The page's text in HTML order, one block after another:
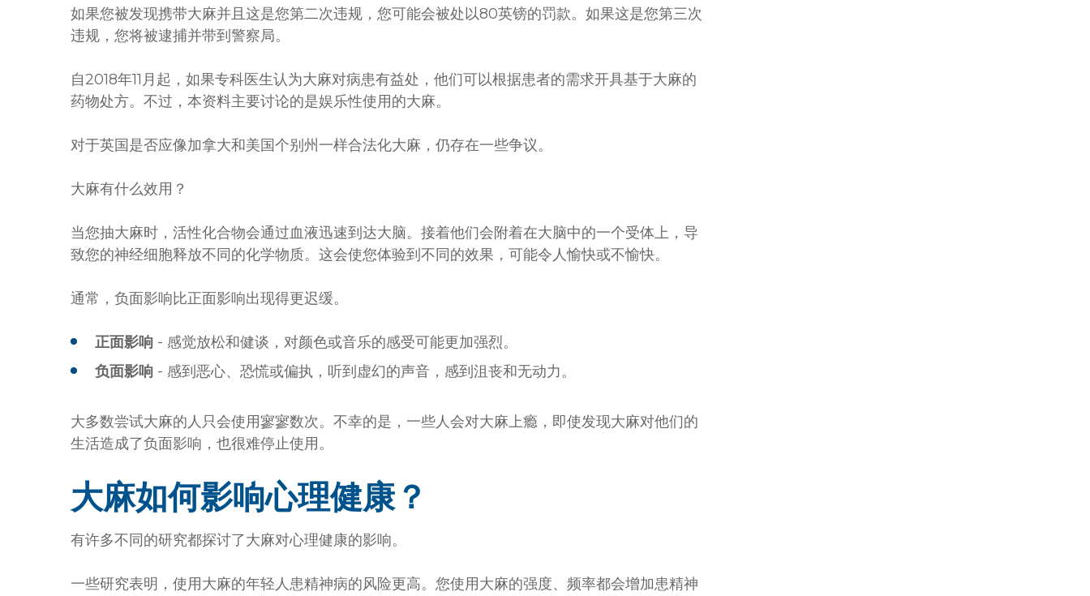
如果您被发现携带大麻并且这是您第二次违规，您可能会被处以80英镑的罚款。如果这是您第三次
违规，您将被逮捕并带到警察局。
自2018年11月起，如果专科医生认为大麻对病患有益处，他们可以根据患者的需求开具基于大麻的
药物处方。不过，本资料主要讨论的是娱乐性使用的大麻。
对于英国是否应像加拿大和美国个别州一样合法化大麻，仍存在一些争议。
大麻有什么效用？
当您抽大麻时，活性化合物会通过血液迅速到达大脑。接着他们会附着在大脑中的一个受体上，导
致您的神经细胞释放不同的化学物质。这会使您体验到不同的效果，可能令人愉快或不愉快。
通常，负面影响比正面影响出现得更迟缓。
正面影响 - 感觉放松和健谈，对颜色或音乐的感受可能更加强烈。
负面影响 - 感到恶心、恐慌或偏执，听到虚幻的声音，感到沮丧和无动力。
大多数尝试大麻的人只会使用寥寥数次。不幸的是，一些人会对大麻上瘾，即使发现大麻对他们的
生活造成了负面影响，也很难停止使用。
大麻如何影响心理健康？
有许多不同的研究都探讨了大麻对心理健康的影响。
一些研究表明，使用大麻的年轻人患精神病的风险更高。您使用大麻的强度、频率都会增加患精神